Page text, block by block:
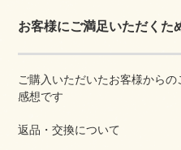
お客様にご満足いただくた
ご購入いただいたお客様からの
感想です
返品・交換について